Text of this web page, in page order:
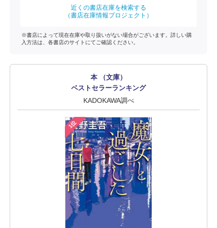
近くの書店在庫を検索する
（書店在庫情報プロジェクト）
※書店によって現在在庫や取り扱いがない場合がございます。詳しい購
入方法は、各書店のサイトにてご確認ください。
本 （文庫）
ベストセラーランキング
KADOKAWA調べ
1位